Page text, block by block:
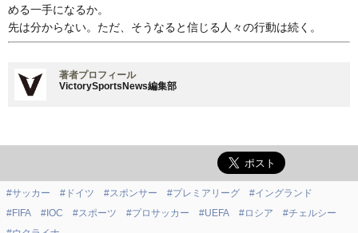
める一手になるか。
先は分からない。ただ、そうなると信じる人々の行動は続く。
著者プロフィール
VictorySportsNews編集部
#サッカー #ドイツ #スポンサー #プレミアリーグ
#イングランド
#FIFA
#IOC #スポーツ #プロサッカー #UEFA #ロシア
#チェルシー